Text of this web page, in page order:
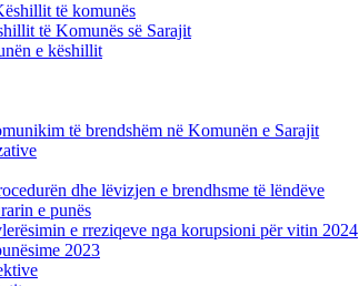
të komunës
të Komunës së Sarajit
e këshillit
të brendshëm në Komunën e Sarajit
dhe lëvizjen e brendhsme të lëndëve
e punës
e rreziqeve nga korupsioni për vitin 2024
2023